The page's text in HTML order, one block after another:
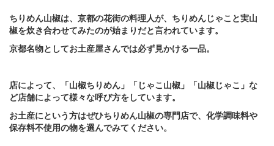
ちりめん山椒は、京都の花街の料理人が、ちりめんじゃこと実山
椒を炊き合わせてみたのが始まりだと言われています。
京都名物としてお土産屋さんでは必ず見かける一品。
店によって、「山椒ちりめん」「じゃこ山椒」「山椒じゃこ」な
ど店舗によって様々な呼び方をしています。
お土産にという方はぜひちりめん山椒の専門店で、化学調味料や
保存料不使用の物を選んでみてください。